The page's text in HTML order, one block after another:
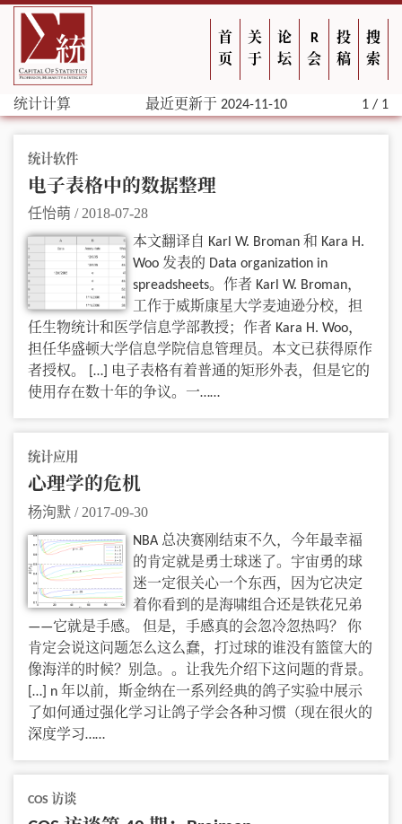
首
页
关
于
论
坛
R
会
投
稿
搜
索
统计计算 最近更新于 2024-11-10 1 / 1
统计软件
电子表格中的数据整理
任怡萌 / 2018-07-28
本文翻译自 Karl W. Broman 和 Kara H.
Woo 发表的 Data organization in
spreadsheets。作者 Karl W. Broman，
工作于威斯康星大学麦迪逊分校，担
任生物统计和医学信息学部教授；作者 Kara H. Woo，
担任华盛顿大学信息学院信息管理员。本文已获得原作
者授权。 […] 电子表格有着普通的矩形外表，但是它的
使用存在数十年的争议。一……
统计应用
心理学的危机
杨洵默 / 2017-09-30
NBA 总决赛刚结束不久，今年最幸福
的肯定就是勇士球迷了。宇宙勇的球
迷一定很关心一个东西，因为它决定
着你看到的是海啸组合还是铁花兄弟
——它就是手感。 但是，手感真的会忽冷忽热吗？ 你
肯定会说这问题怎么这么蠢，打过球的谁没有篮筐大的
像海洋的时候？别急。。让我先介绍下这问题的背景。
[…] n 年以前，斯金纳在一系列经典的鸽子实验中展示
了如何通过强化学习让鸽子学会各种习惯（现在很火的
深度学习……
COS 访谈